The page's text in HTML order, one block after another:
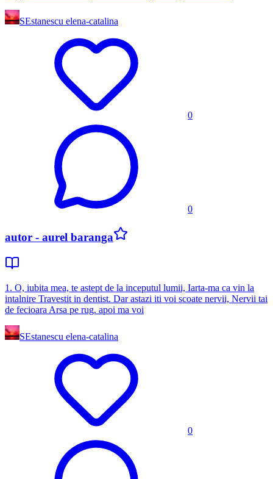
SEstanescu elena-catalina
0
0
autor - aurel baranga
1. O, iubita mea, te astept de la inceputul lumii, Iarta-ma ca vin la
intalnire Travestit in dentist. Dar astazi iti voi scoate nervii, Nervii tai
de fecioara Arsa pe rug. apoi ma voi
SEstanescu elena-catalina
0